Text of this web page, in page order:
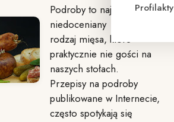
Podroby to najbardziej
niedoceniany
rodzaj mięsa, które
praktycznie nie gości na
naszych stołach.
Przepisy na podroby
publikowane w Internecie,
często spotykają się